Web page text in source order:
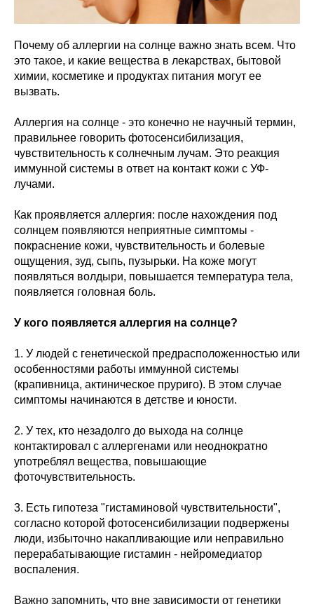
Почему об аллергии на солнце важно знать всем. Что
это такое, и какие вещества в лекарствах, бытовой
химии, косметике и продуктах питания могут ее
вызвать.
Аллергия на солнце - это конечно не научный термин,
правильнее говорить фотосенсибилизация,
чувствительность к солнечным лучам. Это реакция
иммунной системы в ответ на контакт кожи с УФ-
лучами.
Как проявляется аллергия: после нахождения под
солнцем появляются неприятные симптомы -
покраснение кожи, чувствительность и болевые
ощущения, зуд, сыпь, пузырьки. На коже могут
появляться волдыри, повышается температура тела,
появляется головная боль.
У кого появляется аллергия на солнце?
1. У людей с генетической предрасположенностью или
особенностями работы иммунной системы
(крапивница, актиническое пруриго). В этом случае
симптомы начинаются в детстве и юности.
2. У тех, кто незадолго до выхода на солнце
контактировал с аллергенами или неоднократно
употреблял вещества, повышающие
фоточувствительность.
3. Есть гипотеза "гистаминовой чувствительности",
согласно которой фотосенсибилизации подвержены
люди, избыточно накапливающие или неправильно
перерабатывающие гистамин - нейромедиатор
воспаления.
Важно запомнить, что вне зависимости от генетики